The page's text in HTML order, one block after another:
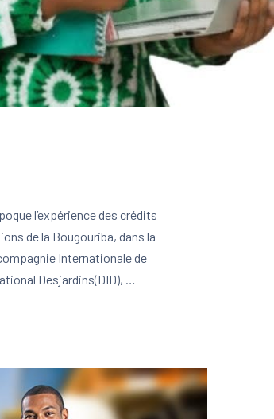
l’expérience des crédits
de la Bougouriba, dans la
Internationale de
Desjardins(DID), …